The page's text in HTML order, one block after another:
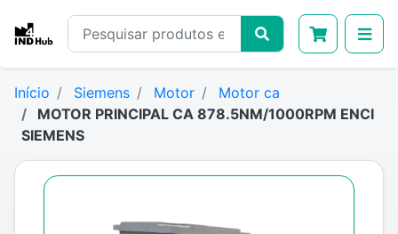
Início Siemens Motor
Motor ca
MOTOR PRINCIPAL CA 878.5NM/1000RPM ENCI
SIEMENS